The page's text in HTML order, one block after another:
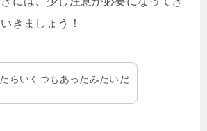
きましょう！
らいくつもあったみたいだ